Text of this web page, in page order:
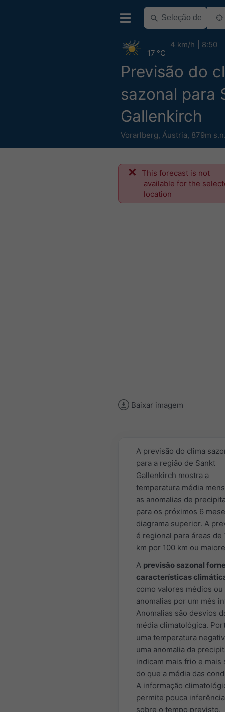
Previsão do
sazonal para
Gallenkirch
Vorarlberg, Áustria, 879m
17 °C
4 km/h 8:50
This forecast is not
available for the
location
Baixar imagem
A previsão do clima
para a região de Sankt
Gallenkirch mostra a
temperatura média
as anomalias de
para os próximos 6
diagrama superior. A
é regional para áreas de
km por 100 km ou
A previsão sazonal
características
como valores médios ou
anomalias por um mês
Anomalias são desvios
média climatológica.
uma temperatura
uma anomalia da
indicam mais frio e mais
do que a média das
A informação
permite pouca inferência
sobre o tempo previsto.